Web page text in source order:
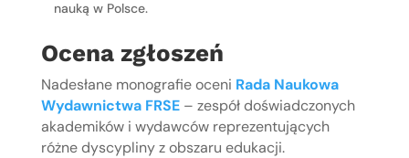
nauką w Polsce.
Ocena zgłoszeń
Nadesłane monografie oceni Rada Naukowa
Wydawnictwa FRSE– zespół doświadczonych
akademików i wydawców reprezentujących
różne dyscypliny z obszaru edukacji.